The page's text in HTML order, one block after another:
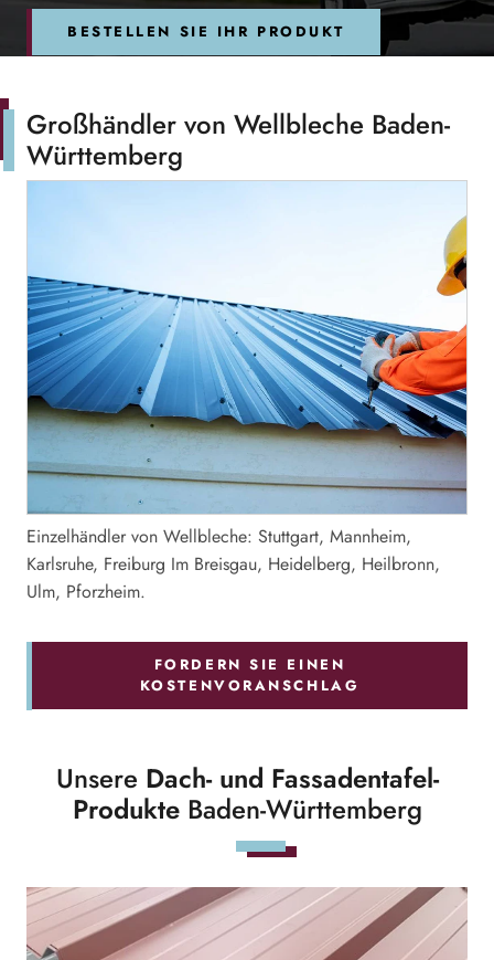
BESTELLEN SIE IHR PRODUKT
Großhändler von Wellbleche Baden-
Württemberg
Einzelhändler von Wellbleche: Stuttgart, Mannheim,
Karlsruhe, Freiburg Im Breisgau, Heidelberg, Heilbronn,
Ulm, Pforzheim.
FORDERN SIE EINEN
KOSTENVORANSCHLAG
Unsere Dach- und Fassadentafel-
ProdukteBaden-Württemberg